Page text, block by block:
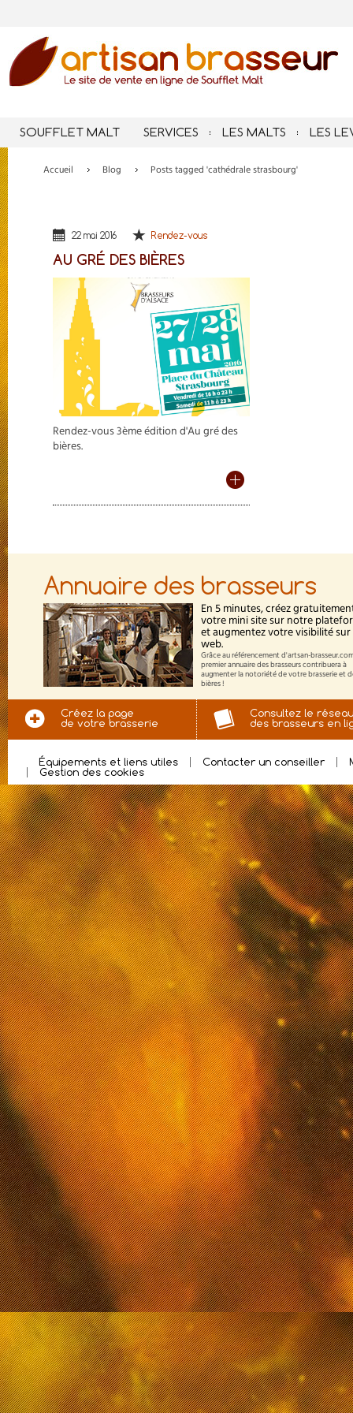
SOUFFLET MALT SERVICES LES MALTS LES
Accueil Blog Posts tagged 'cathédrale strasbourg'
22 mai 2016 Rendez-vous
AU GRÉ DES BIÈRES
Rendez-vous 3ème édition d'Au gré des
bières.
Annuaire des brasseurs
En 5 minutes, créez
votre mini site sur notre
et augmentez votre visibilité sur
web.
Grâce au référencement d'artsan-
premier annuaire des brasseurs contribuera à
augmenter la notoriété de votre brasserie et
bières !
Créez la page
de votre brasserie
Consultez le réseau
des brasseurs en
Équipements et liens utiles Contacter un conseiller
Gestion des cookies